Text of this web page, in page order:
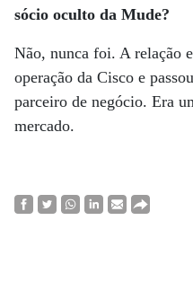
sócio oculto da Mude?
Não, nunca foi. A relação
operação da Cisco e
parceiro de negócio. Era
mercado.